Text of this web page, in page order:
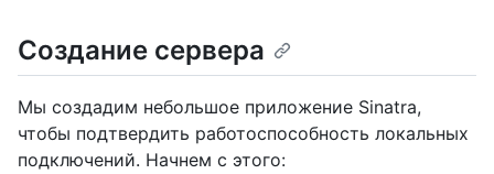
Создание сервера
Мы создадим небольшое приложение Sinatra,
чтобы подтвердить работоспособность локальных
подключений. Начнем с этого: